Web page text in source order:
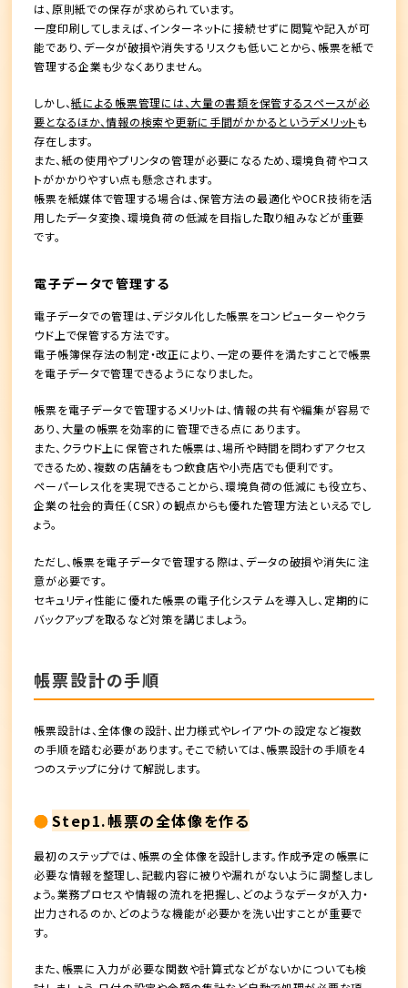
は、原則紙での保存が求められています。
一度印刷してしまえば、インターネットに接続せずに閲覧や記入が可
能であり、データが破損や消失するリスクも低いことから、帳票を紙で
管理する企業も少なくありません。
しかし、紙による帳票管理には、大量の書類を保管するスペースが必
要となるほか、情報の検索や更新に手間がかかるというデメリットも
存在します。
また、紙の使用やプリンタの管理が必要になるため、環境負荷やコス
トがかかりやすい点も懸念されます。
帳票を紙媒体で管理する場合は、保管方法の最適化やOCR技術を活
用したデータ変換、環境負荷の低減を目指した取り組みなどが重要
です。
電子データで管理する
電子データでの管理は、デジタル化した帳票をコンピューターやクラ
ウド上で保管する方法です。
電子帳簿保存法の制定・改正により、一定の要件を満たすことで帳票
を電子データで管理できるようになりました。
帳票を電子データで管理するメリットは、情報の共有や編集が容易で
あり、大量の帳票を効率的に管理できる点にあります。
また、クラウド上に保管された帳票は、場所や時間を問わずアクセス
できるため、複数の店舗をもつ飲食店や小売店でも便利です。
ペーパーレス化を実現できることから、環境負荷の低減にも役立ち、
企業の社会的責任（CSR）の観点からも優れた管理方法といえるでし
ょう。
ただし、帳票を電子データで管理する際は、データの破損や消失に注
意が必要です。
セキュリティ性能に優れた帳票の電子化システムを導入し、定期的に
バックアップを取るなど対策を講じましょう。
帳票設計の手順
帳票設計は、全体像の設計、出力様式やレイアウトの設定など複数
の手順を踏む必要があります。そこで続いては、帳票設計の手順を4
つのステップに分けて解説します。
Step1.帳票の全体像を作る
最初のステップでは、帳票の全体像を設計します。作成予定の帳票に
必要な情報を整理し、記載内容に被りや漏れがないように調整しまし
ょう。業務プロセスや情報の流れを把握し、どのようなデータが入力・
出力されるのか、どのような機能が必要かを洗い出すことが重要で
す。
また、帳票に入力が必要な関数や計算式などがないかについても検